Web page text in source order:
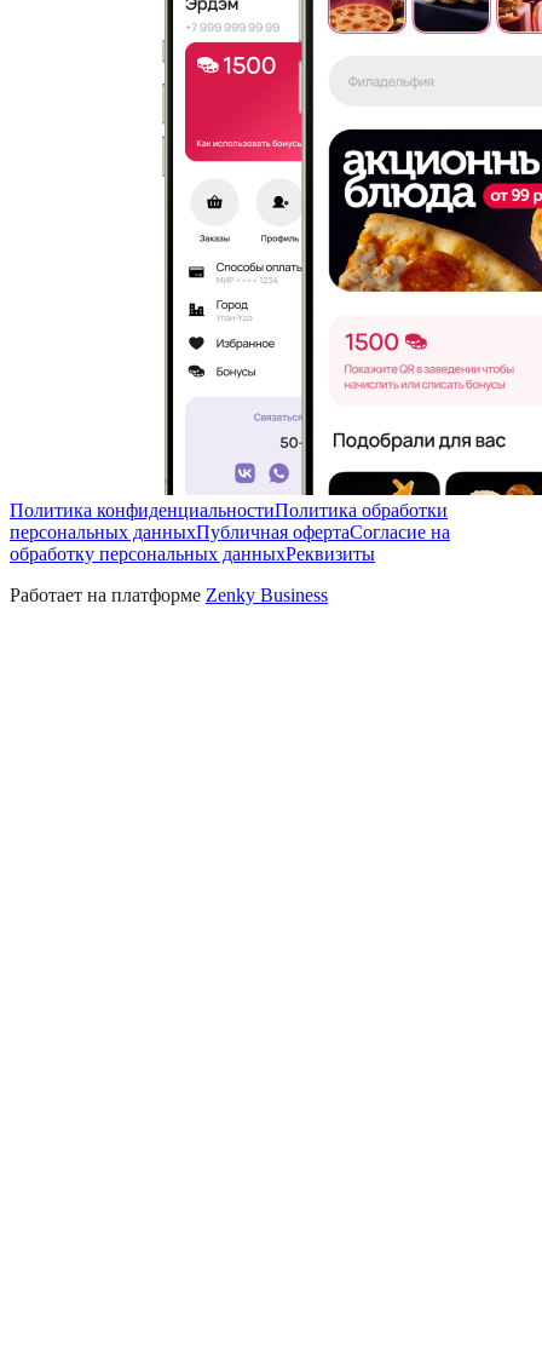
Политика конфиденциальностиПолитика обработки
персональных данныхПубличная офертаСогласие на
обработку персональных данныхРеквизиты
Работает на платформе Zenky Business